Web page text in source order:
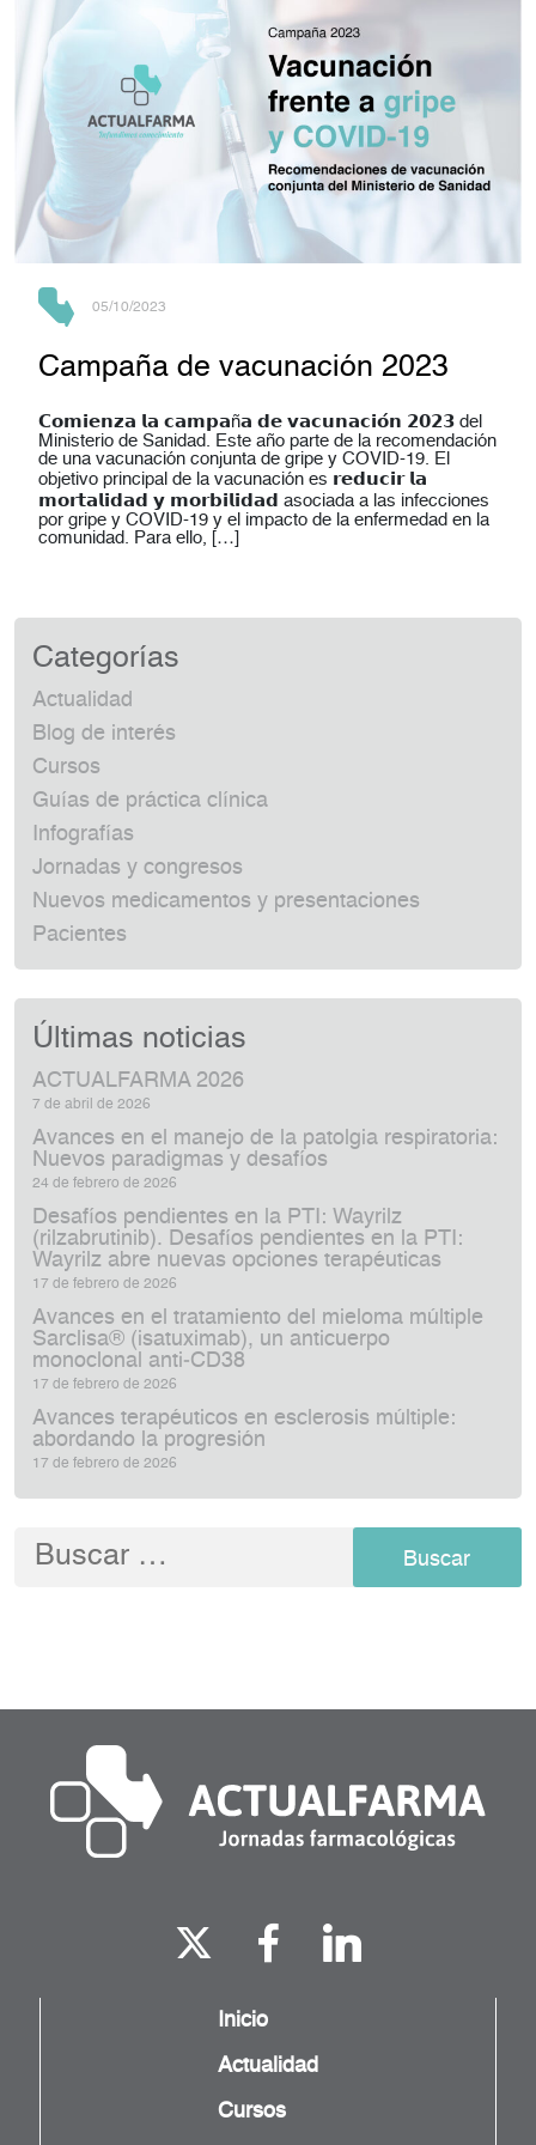
05/10/2023
Campaña de vacunación 2023
𝗖𝗼𝗺𝗶𝗲𝗻𝘇𝗮 𝗹𝗮 𝗰𝗮𝗺𝗽𝗮ñ𝗮 𝗱𝗲 𝘃𝗮𝗰𝘂𝗻𝗮𝗰𝗶𝗼́𝗻 𝟮𝟬𝟮𝟯 del
Ministerio de Sanidad. Este año parte de la recomendación
de una vacunación conjunta de gripe y COVID-19. El
objetivo principal de la vacunación es 𝗿𝗲𝗱𝘂𝗰𝗶𝗿 𝗹𝗮
𝗺𝗼𝗿𝘁𝗮𝗹𝗶𝗱𝗮𝗱 𝘆 𝗺𝗼𝗿𝗯𝗶𝗹𝗶𝗱𝗮𝗱 asociada a las infecciones
por gripe y COVID-19 y el impacto de la enfermedad en la
comunidad. Para ello, […]
Categorías
Actualidad
Blog de interés
Cursos
Guías de práctica clínica
Infografías
Jornadas y congresos
Nuevos medicamentos y presentaciones
Pacientes
Últimas noticias
ACTUALFARMA 2026
7 de abril de 2026
Avances en el manejo de la patolgia respiratoria:
Nuevos paradigmas y desafíos
24 de febrero de 2026
Desafíos pendientes en la PTI: Wayrilz
(rilzabrutinib). Desafíos pendientes en la PTI:
Wayrilz abre nuevas opciones terapéuticas
17 de febrero de 2026
Avances en el tratamiento del mieloma múltiple
Sarclisa® (isatuximab), un anticuerpo
monoclonal anti‑CD38
17 de febrero de 2026
Avances terapéuticos en esclerosis múltiple:
abordando la progresión
17 de febrero de 2026
Buscar:
Inicio
Actualidad
Cursos